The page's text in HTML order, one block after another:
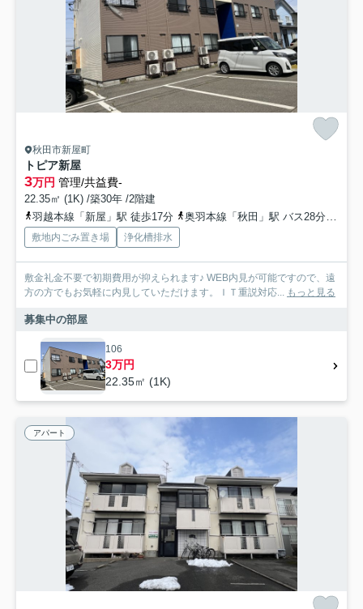
秋田市新屋町
トピア新屋
3万円 管理/共益費-
22.35㎡ (1K) /築30年 /2階建
羽越本線「新屋」駅 徒歩17分
奥羽本線「秋田」駅 バス28分 秋田中央交通「新屋駅前」 停歩18分
敷地内ごみ置き場 浄化槽排水
敷金礼金不要で初期費用が抑えられます♪ WEB内見が可能ですので、遠
方の方でもお気軽に内見していただけます。ＩＴ重説対応... もっと見る
募集中の部屋
106
3万円
22.35㎡ (1K)
アパート